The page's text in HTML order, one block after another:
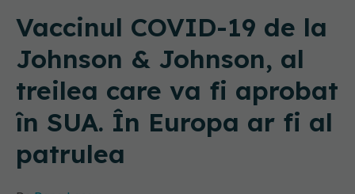
Vaccinul COVID-19 de la
Johnson & Johnson, al
treilea care va fi aprobat
în SUA. În Europa ar fi al
patrulea